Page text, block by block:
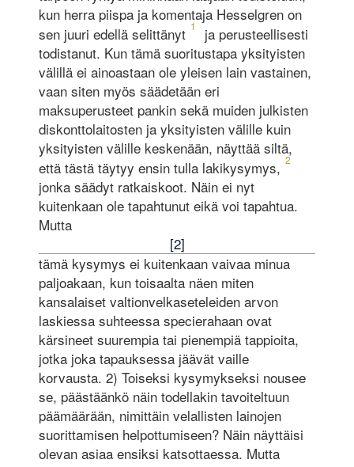
kun herra piispa ja komentaja Hesselgren on
sen juuri edellä selittänyt 1
ja perusteellisesti
todistanut. Kun tämä suoritustapa yksityisten
välillä ei ainoastaan ole yleisen lain vastainen,
vaan siten myös säädetään eri
maksuperusteet pankin sekä muiden julkisten
diskonttolaitosten ja yksityisten välille kuin
yksityisten välille keskenään, näyttää siltä,
että tästä täytyy ensin tulla lakikysymys, 2
jonka säädyt ratkaiskoot. Näin ei nyt
kuitenkaan ole tapahtunut eikä voi tapahtua.
Mutta
[2]
tämä kysymys ei kuitenkaan vaivaa minua
paljoakaan, kun toisaalta näen miten
kansalaiset valtionvelkaseteleiden arvon
laskiessa suhteessa specierahaan ovat
kärsineet suurempia tai pienempiä tappioita,
jotka joka tapauksessa jäävät vaille
korvausta. 2) Toiseksi kysymykseksi nousee
se, päästäänkö näin todellakin tavoiteltuun
päämäärään, nimittäin velallisten lainojen
suorittamisen helpottumiseen? Näin näyttäisi
olevan asiaa ensiksi katsottaessa. Mutta